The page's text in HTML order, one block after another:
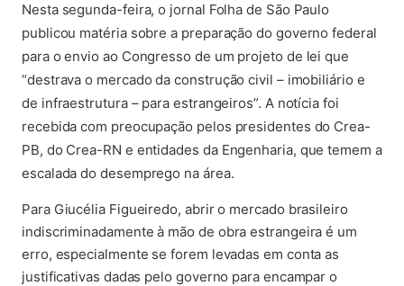
Nesta segunda-feira, o jornal Folha de São Paulo
publicou matéria sobre a preparação do governo federal
para o envio ao Congresso de um projeto de lei que
“destrava o mercado da construção civil – imobiliário e
de infraestrutura – para estrangeiros”. A notícia foi
recebida com preocupação pelos presidentes do Crea-
PB, do Crea-RN e entidades da Engenharia, que temem a
escalada do desemprego na área.
Para Giucélia Figueiredo, abrir o mercado brasileiro
indiscriminadamente à mão de obra estrangeira é um
erro, especialmente se forem levadas em conta as
justificativas dadas pelo governo para encampar o